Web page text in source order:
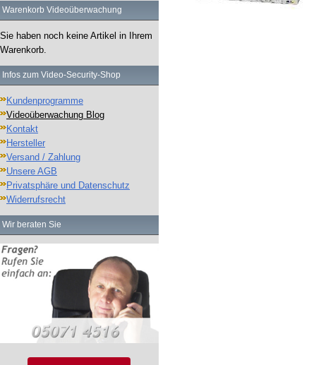
Warenkorb Videoüberwachung
Sie haben noch keine Artikel in Ihrem
Warenkorb.
Infos zum Video-Security-Shop
Kundenprogramme
Videoüberwachung Blog
Kontakt
Hersteller
Versand / Zahlung
Unsere AGB
Privatsphäre und Datenschutz
Widerrufsrecht
Wir beraten Sie